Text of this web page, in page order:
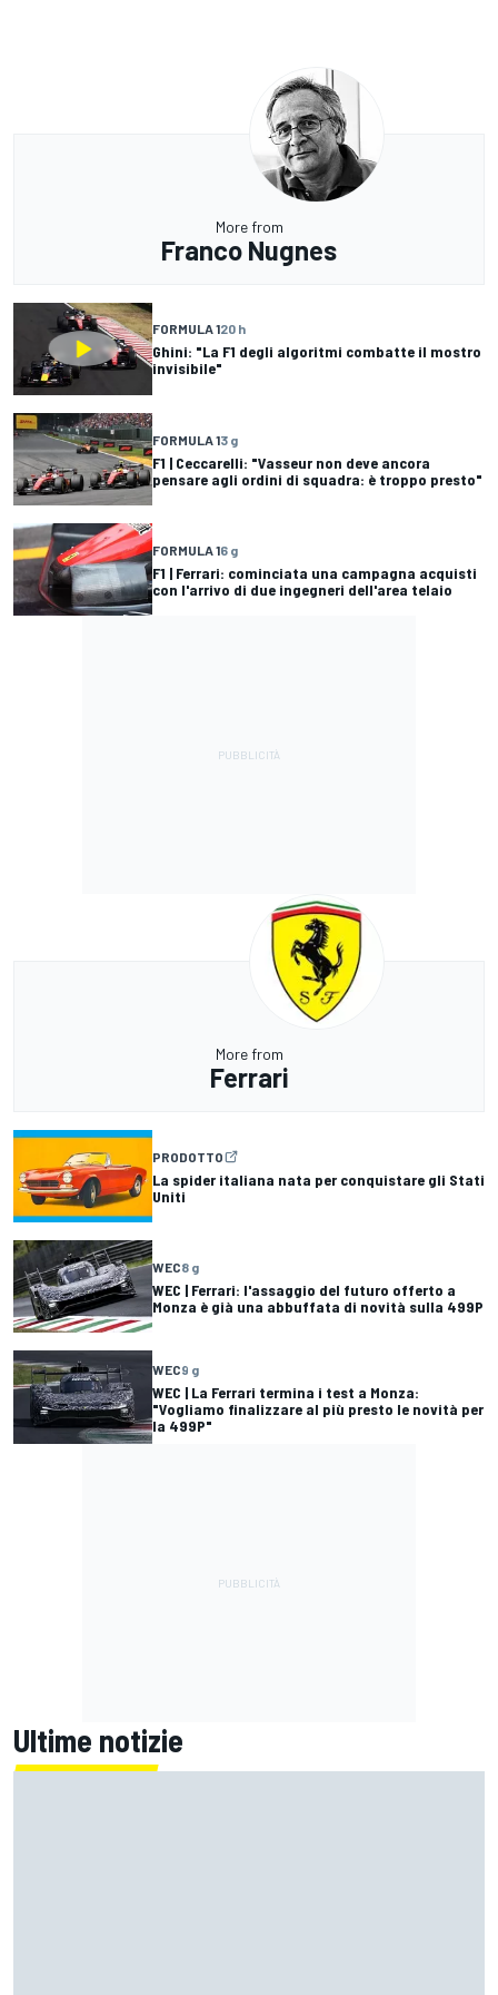
More from
Franco Nugnes
FORMULA 120 h
Ghini: "La F1 degli algoritmi combatte il mostro
invisibile"
FORMULA 13 g
F1 | Ceccarelli: "Vasseur non deve ancora
pensare agli ordini di squadra: è troppo presto"
FORMULA 16 g
F1 | Ferrari: cominciata una campagna acquisti
con l'arrivo di due ingegneri dell'area telaio
More from
Ferrari
PRODOTTO
La spider italiana nata per conquistare gli Stati
Uniti
WEC8 g
WEC | Ferrari: l'assaggio del futuro offerto a
Monza è già una abbuffata di novità sulla 499P
WEC9 g
WEC | La Ferrari termina i test a Monza:
"Vogliamo finalizzare al più presto le novità per
la 499P"
Ultime notizie